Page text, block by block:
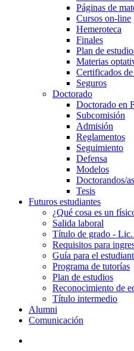
Páginas de
Cursos on-line
Hemeroteca
Finales
Plan de
Materias
Certificados
Seguros
Doctorado
Doctorado en
Subcomisión
Admisión
Reglamentos
Seguimiento
Defensa
Modelos
Doctorandos/as
Tesis
Futuros estudiantes
¿Qué cosa es un
Salida laboral
Título de grado - Lic.
Requisitos para
Guía para el
Programa de tutorías
Plan de estudios
Reconocimiento de
Título intermedio
Alumni
Comunicación